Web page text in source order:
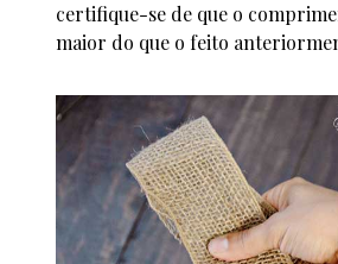
certifique-se de que o
maior do que o feito